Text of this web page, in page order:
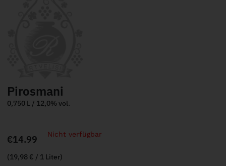
Pirosmani
0,750 L / 12,0% vol.
€14.99 Nicht verfügbar
(19,98 € / 1 Liter)